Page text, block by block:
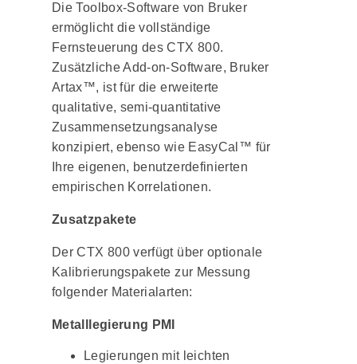
Die Toolbox-Software von Bruker
ermöglicht die vollständige
Fernsteuerung des CTX 800.
Zusätzliche Add-on-Software, Bruker
Artax™, ist für die erweiterte
qualitative, semi-quantitative
Zusammensetzungsanalyse
konzipiert, ebenso wie EasyCal™ für
Ihre eigenen, benutzerdefinierten
empirischen Korrelationen.
Zusatzpakete
Der CTX 800 verfügt über optionale
Kalibrierungspakete zur Messung
folgender Materialarten:
Metalllegierung PMI
Legierungen mit leichten